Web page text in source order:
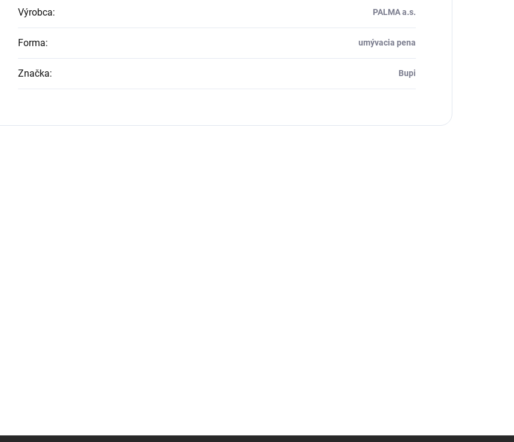
Výrobca: PALMA a.s.
Forma: umývacia pena
Značka: Bupi